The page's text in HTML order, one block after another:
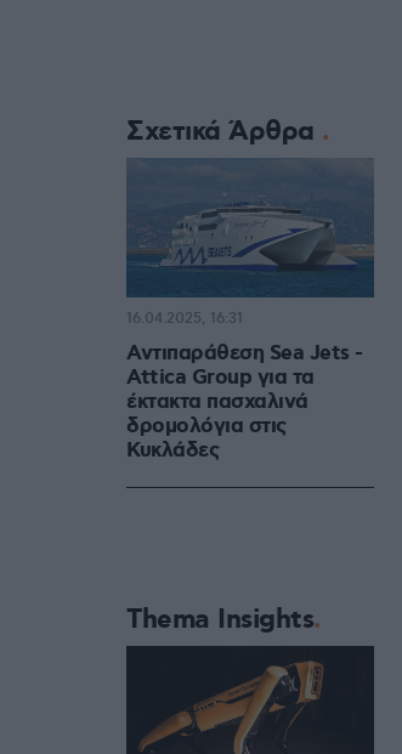
Σχετικά Άρθρα
Αντιπαράθεση Sea Jets -
Attica Group για τα
έκτακτα πασχαλινά
δρομολόγια στις
Κυκλάδες
16.04.2025, 16:31
Thema Insights